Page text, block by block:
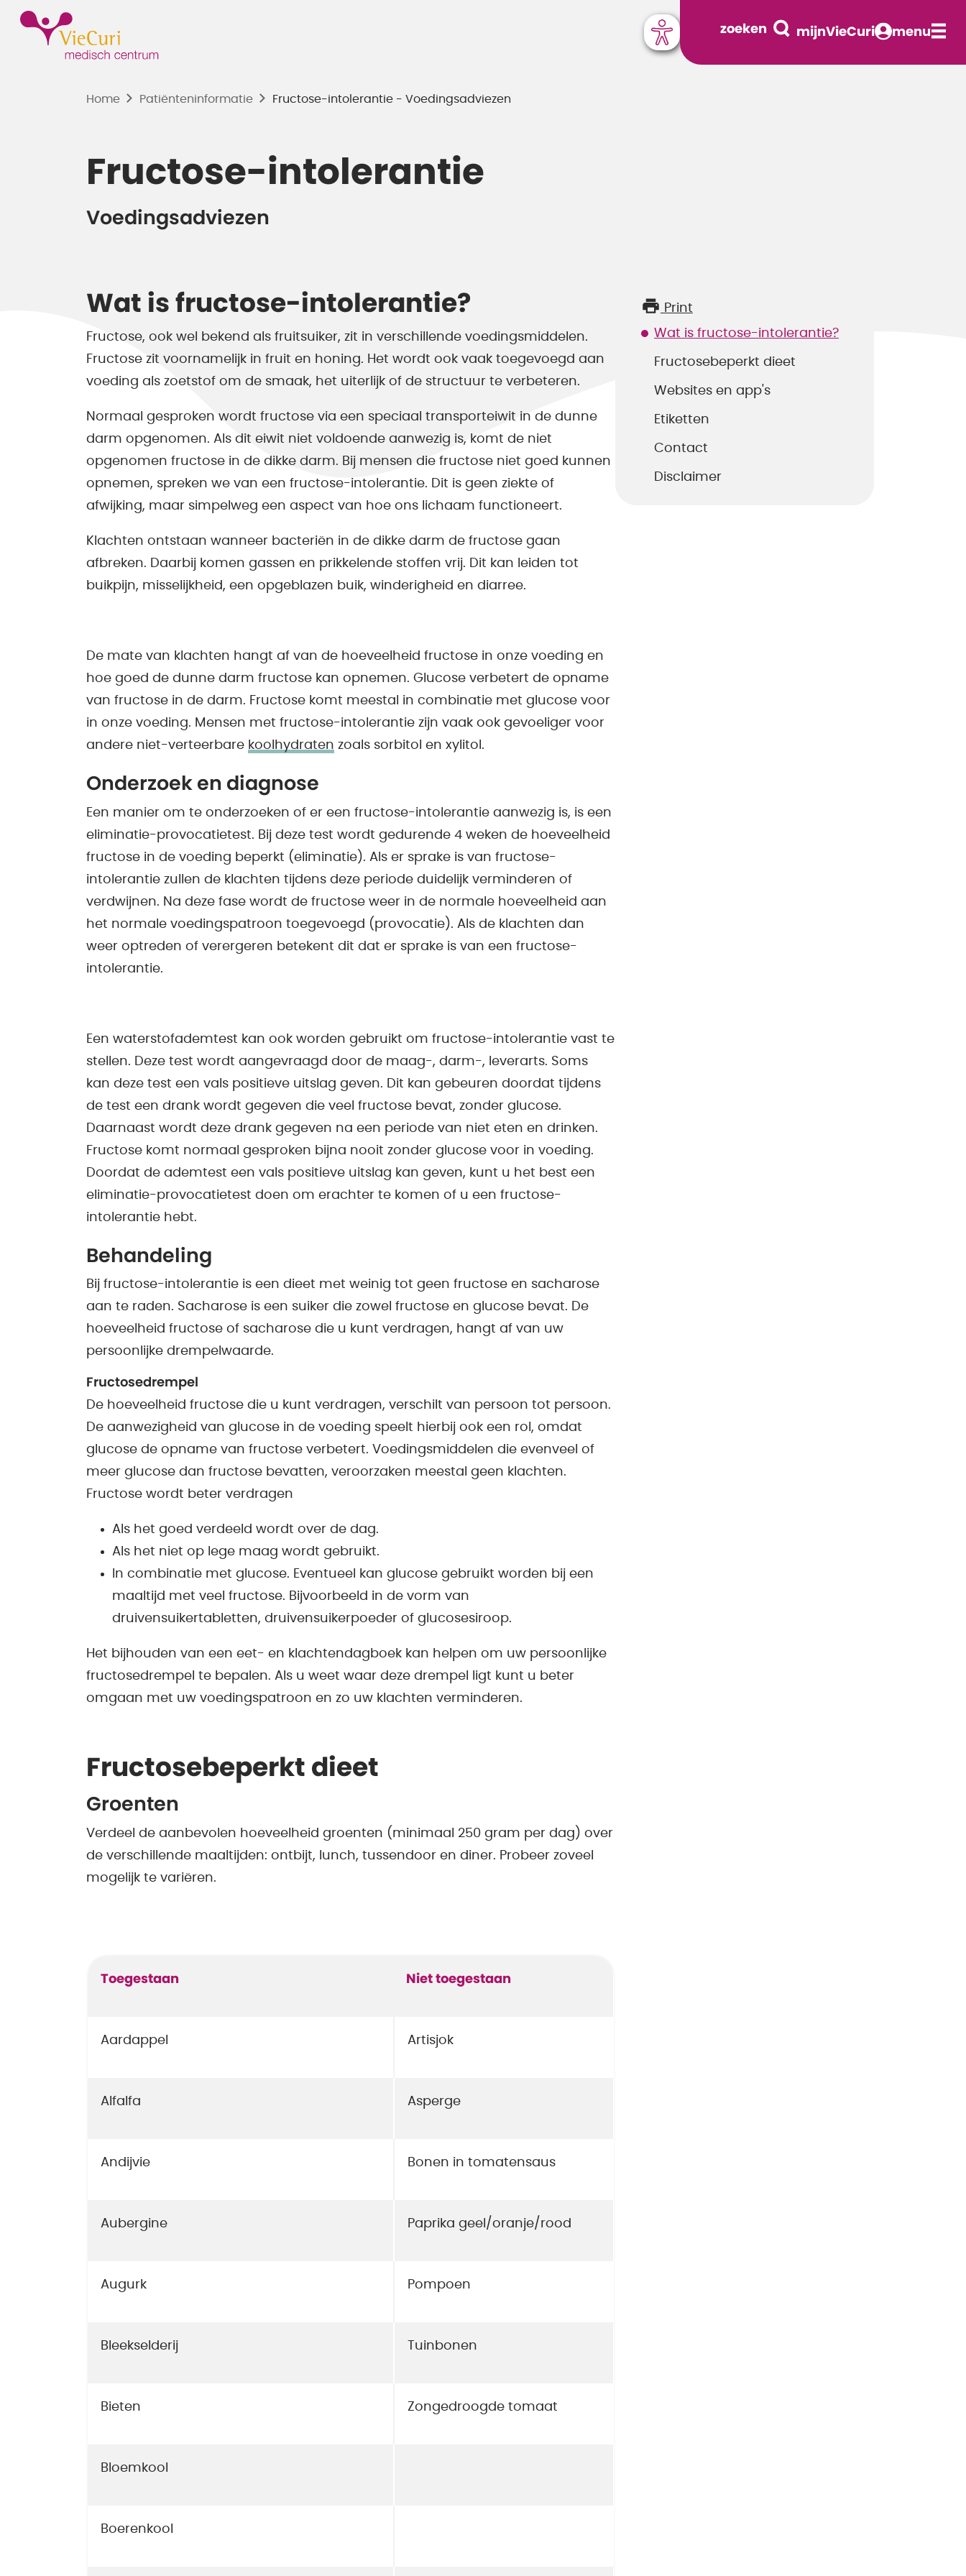
zoeken mijnVieCuri menu
Home Patiënten­informatie Fructose-intolerantie - Voedingsadviezen
Fructose-intolerantie
Voedingsadviezen
Wat is fructose-intolerantie?
Fructose, ook wel bekend als fruitsuiker, zit in verschillende voedingsmiddelen.
Fructose zit voornamelijk in fruit en honing. Het wordt ook vaak toegevoegd aan
voeding als zoetstof om de smaak, het uiterlijk of de structuur te verbeteren.
Normaal gesproken wordt fructose via een speciaal transporteiwit in de dunne
darm opgenomen. Als dit eiwit niet voldoende aanwezig is, komt de niet
opgenomen fructose in de dikke darm. Bij mensen die fructose niet goed kunnen
opnemen, spreken we van een fructose-intolerantie. Dit is geen ziekte of
afwijking, maar simpelweg een aspect van hoe ons lichaam functioneert.
Klachten ontstaan wanneer bacteriën in de dikke darm de fructose gaan
afbreken. Daarbij komen gassen en prikkelende stoffen vrij. Dit kan leiden tot
buikpijn, misselijkheid, een opgeblazen buik, winderigheid en diarree.
De mate van klachten hangt af van de hoeveelheid fructose in onze voeding en
hoe goed de dunne darm fructose kan opnemen. Glucose verbetert de opname
van fructose in de darm. Fructose komt meestal in combinatie met glucose voor
in onze voeding. Mensen met fructose-intolerantie zijn vaak ook gevoeliger voor
andere niet-verteerbare koolhydraten zoals sorbitol en xylitol.
Onderzoek en diagnose
Een manier om te onderzoeken of er een fructose-intolerantie aanwezig is, is een
eliminatie-provocatietest. Bij deze test wordt gedurende 4 weken de hoeveelheid
fructose in de voeding beperkt (eliminatie). Als er sprake is van fructose-
intolerantie zullen de klachten tijdens deze periode duidelijk verminderen of
verdwijnen. Na deze fase wordt de fructose weer in de normale hoeveelheid aan
het normale voedingspatroon toegevoegd (provocatie). Als de klachten dan
weer optreden of verergeren betekent dit dat er sprake is van een fructose-
intolerantie.
Een waterstofademtest kan ook worden gebruikt om fructose-intolerantie vast te
stellen. Deze test wordt aangevraagd door de maag-, darm-, leverarts. Soms
kan deze test een vals positieve uitslag geven. Dit kan gebeuren doordat tijdens
de test een drank wordt gegeven die veel fructose bevat, zonder glucose.
Daarnaast wordt deze drank gegeven na een periode van niet eten en drinken.
Fructose komt normaal gesproken bijna nooit zonder glucose voor in voeding.
Doordat de ademtest een vals positieve uitslag kan geven, kunt u het best een
eliminatie-provocatietest doen om erachter te komen of u een fructose-
intolerantie hebt.
Behandeling
Bij fructose-intolerantie is een dieet met weinig tot geen fructose en sacharose
aan te raden. Sacharose is een suiker die zowel fructose en glucose bevat. De
hoeveelheid fructose of sacharose die u kunt verdragen, hangt af van uw
persoonlijke drempelwaarde.
Fructosedrempel
De hoeveelheid fructose die u kunt verdragen, verschilt van persoon tot persoon.
De aanwezigheid van glucose in de voeding speelt hierbij ook een rol, omdat
glucose de opname van fructose verbetert. Voedingsmiddelen die evenveel of
meer glucose dan fructose bevatten, veroorzaken meestal geen klachten.
Fructose wordt beter verdragen
Als het goed verdeeld wordt over de dag.
Als het niet op lege maag wordt gebruikt.
In combinatie met glucose. Eventueel kan glucose gebruikt worden bij een
maaltijd met veel fructose. Bijvoorbeeld in de vorm van
druivensuikertabletten, druivensuikerpoeder of glucosesiroop.
Het bijhouden van een eet- en klachtendagboek kan helpen om uw persoonlijke
fructosedrempel te bepalen. Als u weet waar deze drempel ligt kunt u beter
omgaan met uw voedingspatroon en zo uw klachten verminderen.
Fructosebeperkt dieet
Groenten
Verdeel de aanbevolen hoeveelheid groenten (minimaal 250 gram per dag) over
de verschillende maaltijden: ontbijt, lunch, tussendoor en diner. Probeer zoveel
mogelijk te variëren.
Toegestaan Niet toegestaan
Aardappel Artisjok
Alfalfa Asperge
Andijvie Bonen in tomatensaus
Aubergine Paprika geel/oranje/rood
Augurk Pompoen
Bleekselderij Tuinbonen
Bieten Zongedroogde tomaat
Bloemkool
Boerenkool
Print
Wat is fructose-intolerantie?
Fructosebeperkt dieet
Websites en app's
Etiketten
Contact
Disclaimer